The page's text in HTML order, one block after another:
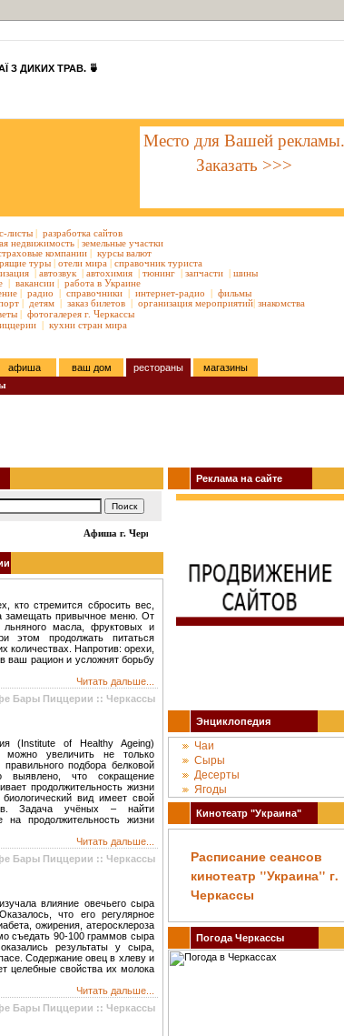
З ДИКИХ ТРАВ. 🍵
Место для Вашей рекламы.
Заказать >>>
листы | разработка сайтов
недвижимость | земельные участки
компании | курсы валют
туры | отели мира | справочник туриста
| автозвук | автохимия | тюнинг | запчасти | шины
| вакансии | работа в Украине
| радио | справочники | интернет-радио | фильмы
| детям | заказ билетов | организация мероприятий| знакомства
| фотогалерея г. Черкассы
| кухни стран мира
афиша ваш дом рестораны
магазины
Афиша г. Черкассы: кино, театр, концерты,
кто стремится сбросить вес,
замещать привычное меню. От
льняного масла, фруктовых и
этом продолжать питаться
количествах. Напротив: орехи,
ваш рацион и усложнят борьбу
Читать дальше...
Бары Пиццерии :: Черкассы
(Institute of Healthy Ageing)
можно увеличить не только
подбора белковой
что сокращение
продолжительность жизни
вид имеет свой
Задача учёных – найти
продолжительность жизни
Читать дальше...
Бары Пиццерии :: Черкассы
влияние овечьего сыра
что его регулярное
ожирения, атеросклероза
съедать 90-100 граммов сыра
результаты у сыра,
Содержание овец в хлеву и
целебные свойства их молока
Читать дальше...
Бары Пиццерии :: Черкассы
Реклама на сайте
Энциклопедия
Чаи
Сыры
Десерты
Ягоды
Кинотеатр "Украина"
Расписание сеансов
кинотеатр "Украина" г.
Черкассы
Погода Черкассы